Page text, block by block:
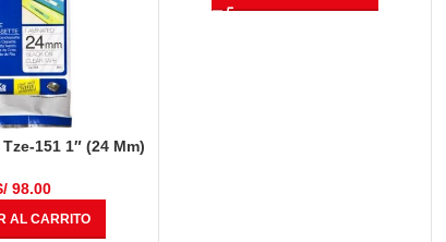
151 1″ (24 Mm)
98.00
AL CARRITO